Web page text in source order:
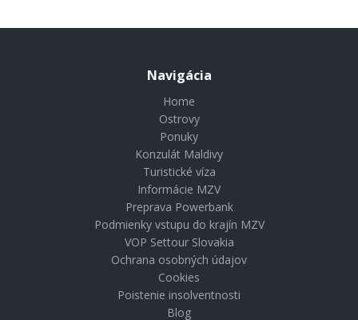
Navigácia
Home
Ostrovy
Ponuky
Konzulát Maldivy
Turistické víza
Informácie MZV
Preprava Powerbank
Podmienky vstupu do krajín MZV
VOP Settour Slovakia
Ochrana osobných údajov
Cookies
Poistenie insolventnosti
Blog